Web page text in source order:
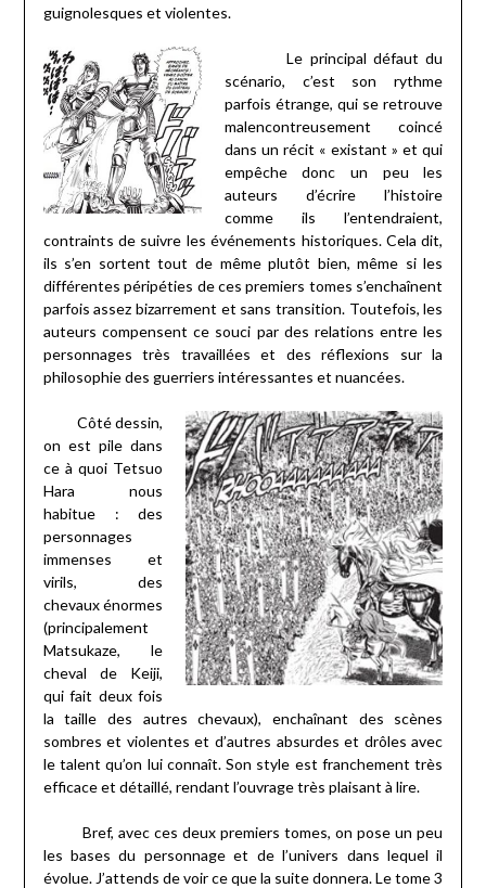
guignolesques et violentes.
Le principal défaut du
scénario, c’est son rythme
parfois étrange, qui se retrouve
malencontreusement coincé
dans un récit « existant » et qui
empêche donc un peu les
auteurs d’écrire l’histoire
comme ils l’entendraient,
contraints de suivre les événements historiques. Cela dit,
ils s’en sortent tout de même plutôt bien, même si les
différentes péripéties de ces premiers tomes s’enchaînent
parfois assez bizarrement et sans transition. Toutefois, les
auteurs compensent ce souci par des relations entre les
personnages très travaillées et des réflexions sur la
philosophie des guerriers intéressantes et nuancées.
Côté dessin,
on est pile dans
ce à quoi Tetsuo
Hara nous
habitue : des
personnages
immenses et
virils, des
chevaux énormes
(principalement
Matsukaze, le
cheval de Keiji,
qui fait deux fois
la taille des autres chevaux), enchaînant des scènes
sombres et violentes et d’autres absurdes et drôles avec
le talent qu’on lui connaît. Son style est franchement très
efficace et détaillé, rendant l’ouvrage très plaisant à lire.
Bref, avec ces deux premiers tomes, on pose un peu
les bases du personnage et de l’univers dans lequel il
évolue. J’attends de voir ce que la suite donnera. Le tome 3